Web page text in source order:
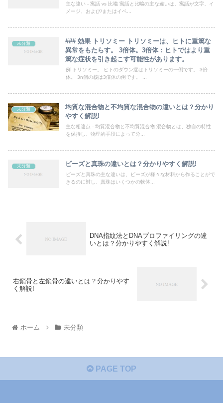
主な違い - 寓話 vs 比喩 寓話と比喩の主な違いは、寓話が文字、イ
メージ、および/またはイベ...
未分類
### 効果 トリソミー トリソミーは、ヒトに重篤な
異常をもたらす。 3倍体。3倍体：ヒトではより重
篤な症状を引き起こす可能性があります。
例 トリソミー。 ヒトのダウン症はトリソミーの一例です。 3倍
体。 3n個の核は3倍体の例です。 ...
未分類
均質な混合物と不均質な混合物の違いとは？分かり
やすく解説!
主な相違点 - 均質混合物と不均質混合物 混合物とは、独自の特性
を保持し、物理的手段によって分...
未分類 ビーズと真珠の違いとは？分かりやすく解説!
ビーズと真珠の主な違いは、ビーズが様々な材料から作ることがで
きるのに対し、真珠はいくつかの軟体...
DNA指紋法とDNAプロファイリングの違
いとは？分かりやすく解説!
右鎖骨と左鎖骨の違いとは？分かりやす
く解説!
ホーム 未分類
PAGE TOP